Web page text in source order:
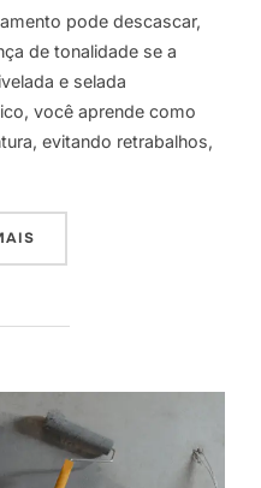
pode descascar,
de tonalidade se a
e selada
você aprende como
evitando retrabalhos,
“COMO PREPARAR